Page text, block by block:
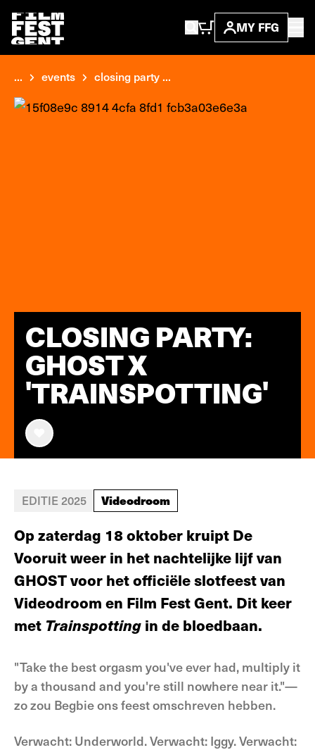
MY FFG
... events closing party ...
CLOSING PARTY:
GHOST X
'TRAINSPOTTING'
EDITIE 2025 Videodroom
Op zaterdag 18 oktober kruipt De
Vooruit weer in het nachtelijke lijf van
GHOST voor het officiële slotfeest van
Videodroom en Film Fest Gent. Dit keer
met Trainspotting in de bloedbaan.
"Take the best orgasm you've ever had, multiply it
by a thousand and you're still nowhere near it."—
zo zou Begbie ons feest omschreven hebben.
Verwacht: Underworld. Verwacht: Iggy. Verwacht: